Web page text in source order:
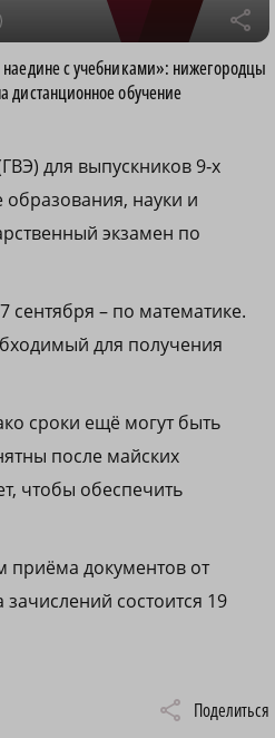
r
с учебниками»: нижегородцы
дистанционное обучение
для выпускников 9‑х
образования, науки и
экзамен по
сентября – по математике.
для получения
сроки ещё могут быть
после майских
чтобы обеспечить
приёма документов от
состоится 19
Поделиться